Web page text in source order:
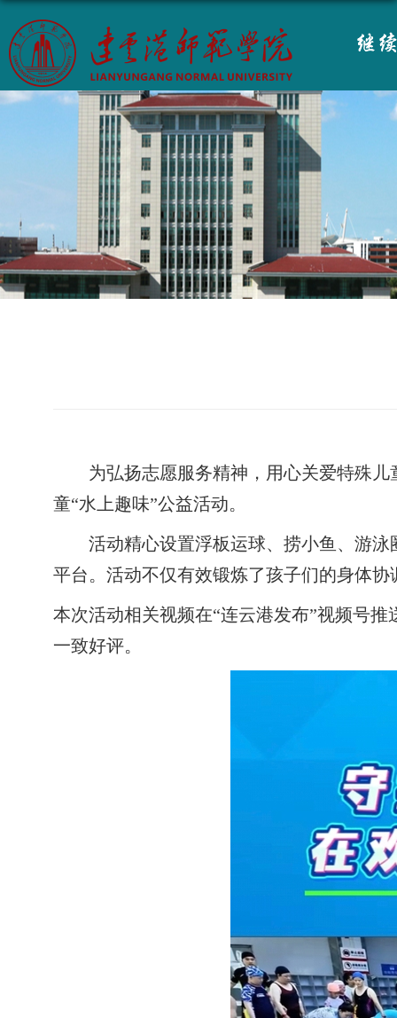
为弘扬志愿服务精神，用心关爱特殊儿
童“水上趣味”公益活动。
活动精心设置浮板运球、捞小鱼、游
平台。活动不仅有效锻炼了孩子们的身体
本次活动相关视频在“连云港发布”视频号
一致好评。